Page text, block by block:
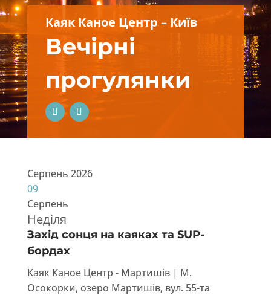
Каяк Каное Центр – Київ
Вечірні
прогулянки
Серпень 2026
09
Серпень
Неділя
Захід сонця на каяках та SUP-
бордах
Каяк Каное Центр - Мартишів | М.
Осокорки, озеро Мартишів, вул. 55-та